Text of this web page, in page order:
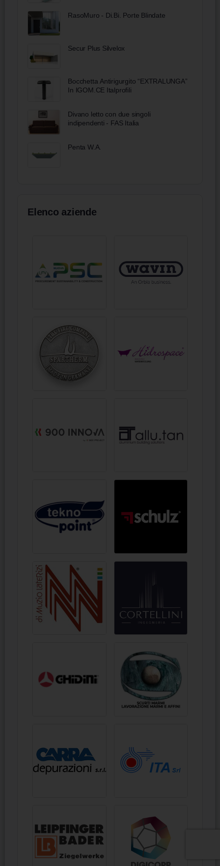
RasoMuro - Di.Bi. Porte Blindate
Secur Plus Silvelox
Bocchetta Antirigurgito “EXTRALUNGA”
In IGOM.CE Italprofili
Divano letto con due singoli
indipendenti - FAS Italia
Penta W.A.
Elenco aziende